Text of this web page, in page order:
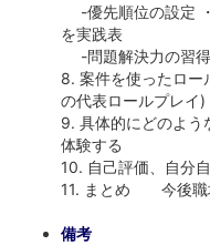
-優先順位の設定
を実践表
-問題解決力の習得
8. 案件を使ったロー
の代表ロールプレイ)
9. 具体的にどのよう
体験する
10. 自己評価、自分
11. まとめ 今後職
備考